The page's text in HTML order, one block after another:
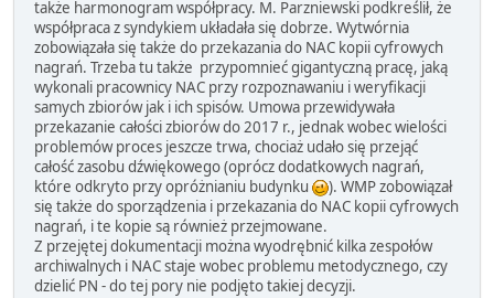
także harmonogram współpracy. M. Parzniewski podkreślił, że
współpraca z syndykiem układała się dobrze. Wytwórnia
zobowiązała się także do przekazania do NAC kopii cyfrowych
nagrań. Trzeba tu także przypomnieć gigantyczną pracę, jaką
wykonali pracownicy NAC przy rozpoznawaniu i weryfikacji
samych zbiorów jak i ich spisów. Umowa przewidywała
przekazanie całości zbiorów do 2017 r., jednak wobec wielości
problemów proces jeszcze trwa, chociaż udało się przejąć
całość zasobu dźwiękowego (oprócz dodatkowych nagrań,
które odkryto przy opróżnianiu budynku
). WMP zobowiązał
się także do sporządzenia i przekazania do NAC kopii cyfrowych
nagrań, i te kopie są również przejmowane.
Z przejętej dokumentacji można wyodrębnić kilka zespołów
archiwalnych i NAC staje wobec problemu metodycznego, czy
dzielić PN - do tej pory nie podjęto takiej decyzji.